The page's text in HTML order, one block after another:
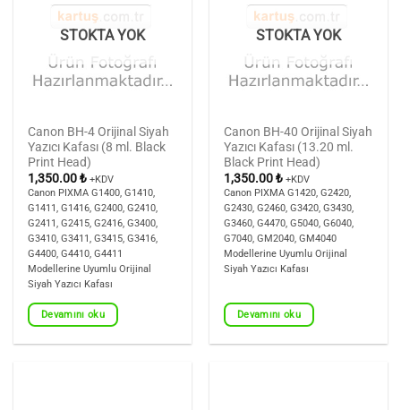
STOKTA YOK
Canon BH-4 Orijinal Siyah
Yazıcı Kafası (8 ml. Black
Print Head)
1,350.00₺ +KDV
Canon PIXMA G1400, G1410,
G1411, G1416, G2400, G2410,
G2411, G2415, G2416, G3400,
G3410, G3411, G3415, G3416,
G4400, G4410, G4411
Modellerine Uyumlu Orijinal
Siyah Yazıcı Kafası
Devamını oku
STOKTA YOK
Canon BH-40 Orijinal Siyah
Yazıcı Kafası (13.20 ml.
Black Print Head)
1,350.00₺ +KDV
Canon PIXMA G1420, G2420,
G2430, G2460, G3420, G3430,
G3460, G4470, G5040, G6040,
G7040, GM2040, GM4040
Modellerine Uyumlu Orijinal
Siyah Yazıcı Kafası
Devamını oku